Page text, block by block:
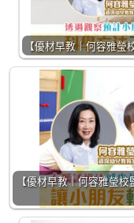
【優材早教｜何容雅瑩
【優材早教｜何容雅瑩